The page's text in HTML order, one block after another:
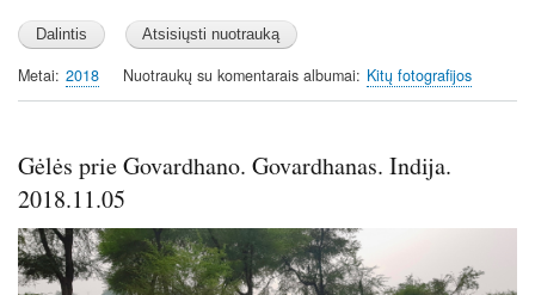
Metai 2018 Nuotraukų su komentarais albumai Kitų fotografijos
Gėlės prie Govardhano. Govardhanas. Indija.
2018.11.05
Image